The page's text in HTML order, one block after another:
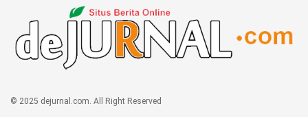
© 2025 dejurnal.com. All Right Reserved